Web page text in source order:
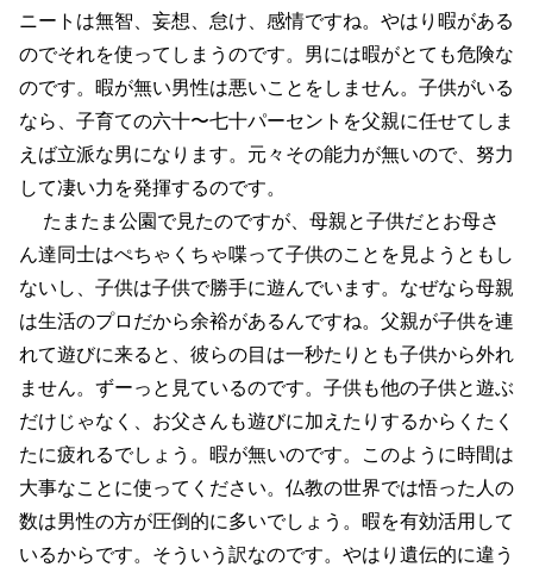
ニートは無智、妄想、怠け、感情ですね。やはり暇がある
のでそれを使ってしまうのです。男には暇がとても危険な
のです。暇が無い男性は悪いことをしません。子供がいる
なら、子育ての六十〜七十パーセントを父親に任せてしま
えば立派な男になります。元々その能力が無いので、努力
して凄い力を発揮するのです。
たまたま公園で見たのですが、母親と子供だとお母さ
ん達同士はぺちゃくちゃ喋って子供のことを見ようともし
ないし、子供は子供で勝手に遊んでいます。なぜなら母親
は生活のプロだから余裕があるんですね。父親が子供を連
れて遊びに来ると、彼らの目は一秒たりとも子供から外れ
ません。ずーっと見ているのです。子供も他の子供と遊ぶ
だけじゃなく、お父さんも遊びに加えたりするからくたく
たに疲れるでしょう。暇が無いのです。このように時間は
大事なことに使ってください。仏教の世界では悟った人の
数は男性の方が圧倒的に多いでしょう。暇を有効活用して
いるからです。そういう訳なのです。やはり遺伝的に違う